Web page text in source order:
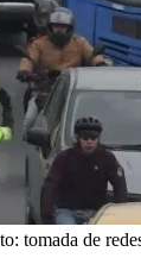
tomada de